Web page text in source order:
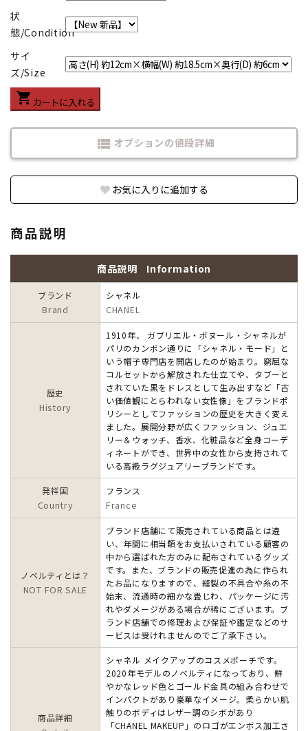
状
態/Condition
サイ
ズ/Size
shopping_cart カートに入れる
view_list オプションの値段詳細
お気に入りに追加する
商品説明
商品説明 Information
ブランド
Brand
シャネル
CHANEL
歴史
History
1910年、 ガブリエル・ボヌール・シャネルが
パリのカンボン通りに「シャネル・モード」と
いう帽子専門店を開店したのが始まり。窮屈な
コルセットから解放された仕立てや、タブーと
されていた黒をドレスとして生み出すなど「古
い価値観にとらわれない女性像」をブランドポ
リシーとしてファッションの歴史を大きく変え
ました。展開分野が広くファッション、ジュエ
リー＆ウォッチ、香水、化粧品など全身コーデ
ィネートができ、世界中の女性から支持されて
いる高級ラグジュアリーブランドです。
発祥国
Country
フランス
France
ノベルティとは？
NOT FOR SALE
ブランド店舗にて販売されている商品とは違
い、年間に相当額をお支払いされている顧客の
中から選ばれた方のみに配布されているグッズ
です。また、ブランドの販売促進の為に作られ
たお品になりますので、縫製の不具合や糸の不
始末、流通時の細かな畳じわ、パッケージに汚
れやダメージがある場合が稀にございます。ブ
ランド店舗での修理および保証や鑑定などのサ
ービスは受けれませんのでご了承下さい。
商品詳細
シャネル メイクアップのコスメポーチです。
2020年モデルのノベルティになっており、鮮
やかなレッド色とゴールド金具の組み合わせで
インパクトがあり豪華なイメージ。柔らかい肌
触りのボディはレザー調のシボがあり
「CHANEL MAKEUP」のロゴがエンボス加工さ